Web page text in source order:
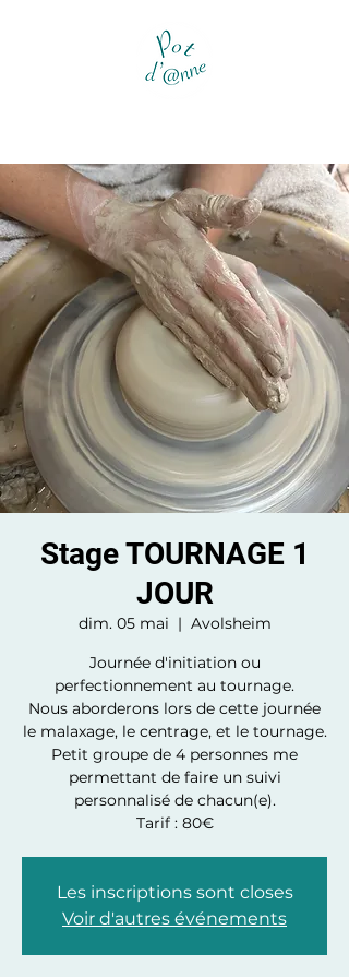
Stage TOURNAGE 1
JOUR
dim. 05 mai
  |
Avolsheim
Journée d'initiation ou
perfectionnement au tournage.
Nous aborderons lors de cette journée
le malaxage, le centrage, et le tournage.
Petit groupe de 4 personnes me
permettant de faire un suivi
personnalisé de chacun(e).
Tarif : 80€
Les inscriptions sont closes
Voir d'autres événements